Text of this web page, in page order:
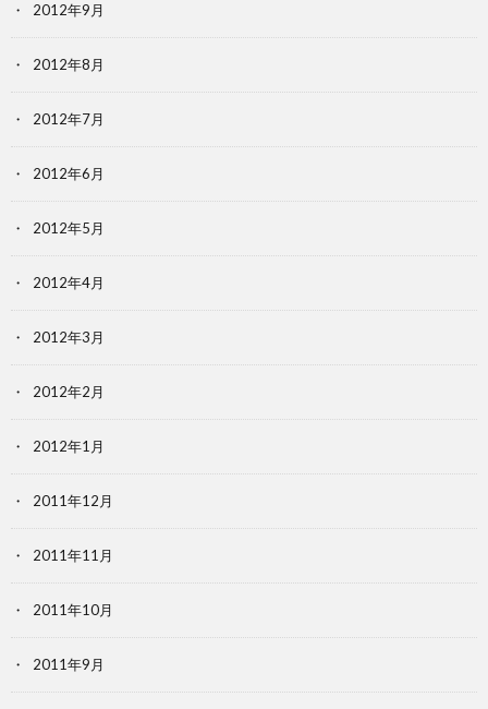
2012年9月
2012年8月
2012年7月
2012年6月
2012年5月
2012年4月
2012年3月
2012年2月
2012年1月
2011年12月
2011年11月
2011年10月
2011年9月